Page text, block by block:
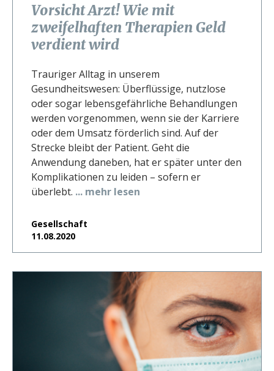
Vorsicht Arzt! Wie mit
zweifelhaften Therapien Geld
verdient wird
Trauriger Alltag in unserem
Gesundheitswesen: Überflüssige, nutzlose
oder sogar lebensgefährliche Behandlungen
werden vorgenommen, wenn sie der Karriere
oder dem Umsatz förderlich sind. Auf der
Strecke bleibt der Patient. Geht die
Anwendung daneben, hat er später unter den
Komplikationen zu leiden – sofern er
überlebt. ... mehr lesen
Gesellschaft
11.08.2020